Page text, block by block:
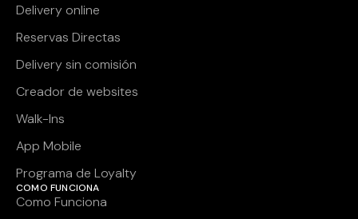
Delivery online
Reservas Directas
Delivery sin comisión
Creador de websites
Walk-Ins
App Mobile
Programa de Loyalty
COMO FUNCIONA
Como Funciona